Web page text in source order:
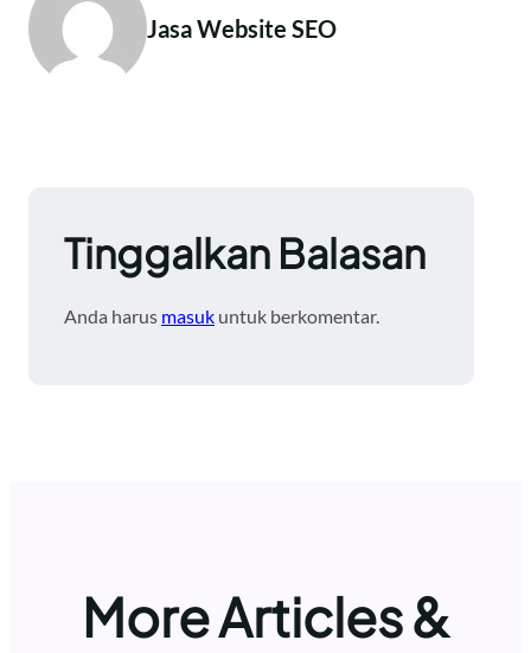
Jasa Website SEO
Tinggalkan Balasan
Anda harus masuk untuk berkomentar.
More Articles &